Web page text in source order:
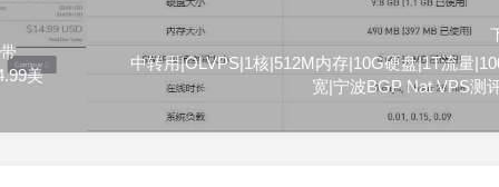
美
中转用|OLVPS|1核|512M内存|10G硬盘|1T流量
宽|宁波BGP Nat VPS测